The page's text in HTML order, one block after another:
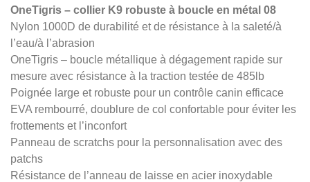
OneTigris – collier K9 robuste à boucle en métal 08
Nylon 1000D de durabilité et de résistance à la saleté/à
l’eau/à l’abrasion
OneTigris – boucle métallique à dégagement rapide sur
mesure avec résistance à la traction testée de 485lb
Poignée large et robuste pour un contrôle canin efficace
EVA rembourré, doublure de col confortable pour éviter les
frottements et l’inconfort
Panneau de scratchs pour la personnalisation avec des
patchs
Résistance de l’anneau de laisse en acier inoxydable